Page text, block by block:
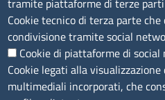
SEGUICI SU
tramite piattaforme di terze parti
Cookie tecnico di terza parte
condivisione tramite social
Cookie di piattaforme di
Cookie legati alla
multimediali incorporati, che